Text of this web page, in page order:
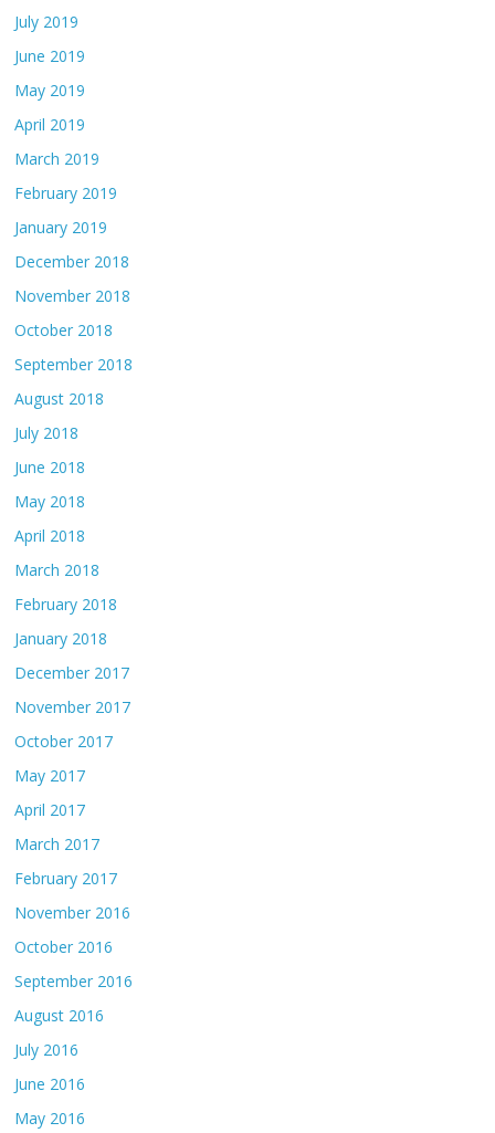
July 2019
June 2019
May 2019
April 2019
March 2019
February 2019
January 2019
December 2018
November 2018
October 2018
September 2018
August 2018
July 2018
June 2018
May 2018
April 2018
March 2018
February 2018
January 2018
December 2017
November 2017
October 2017
May 2017
April 2017
March 2017
February 2017
November 2016
October 2016
September 2016
August 2016
July 2016
June 2016
May 2016